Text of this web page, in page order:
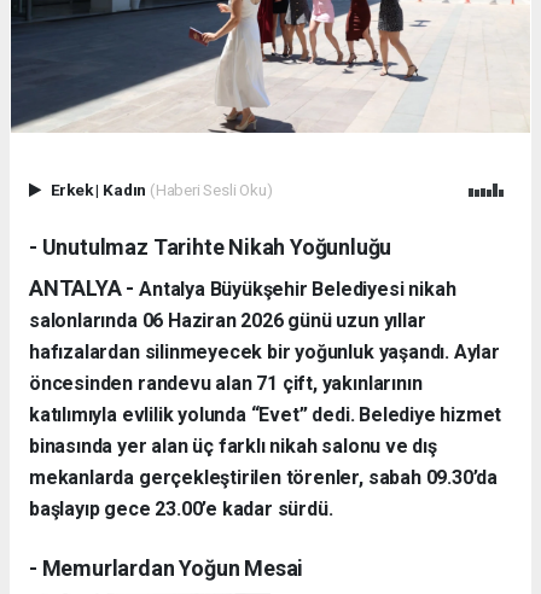
Erkek| Kadın (Haberi Sesli Oku)
- Unutulmaz Tarihte Nikah Yoğunluğu
ANTALYA -Antalya Büyükşehir Belediyesi nikah
salonlarında 06 Haziran 2026 günü uzun yıllar
hafızalardan silinmeyecek bir yoğunluk yaşandı. Aylar
öncesinden randevu alan 71 çift, yakınlarının
katılımıyla evlilik yolunda “Evet” dedi. Belediye hizmet
binasında yer alan üç farklı nikah salonu ve dış
mekanlarda gerçekleştirilen törenler, sabah 09.30’da
başlayıp gece 23.00’e kadar sürdü.
- Memurlardan Yoğun Mesai